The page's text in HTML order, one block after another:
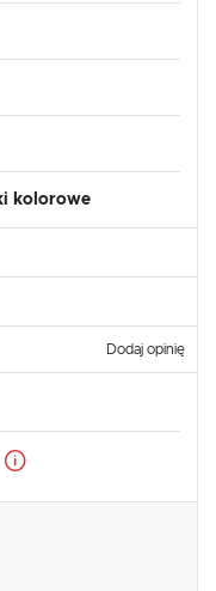
kolorowe
Dodaj opinię